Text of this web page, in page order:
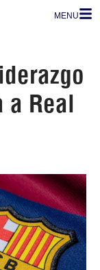
MENU
a Real